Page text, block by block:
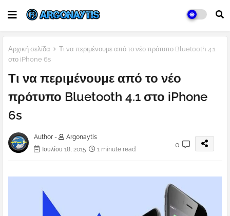
Αρχική σελίδα
Τι να περιμένουμε από το νέο πρότυπο Bluetooth 4.1
στο iPhone 6s
Τι να περιμένουμε από το νέο
πρότυπο Bluetooth 4.1 στο iPhone
6s
Author -
Argonaytis
Ιουλίου 18, 2015
1 minute read
0